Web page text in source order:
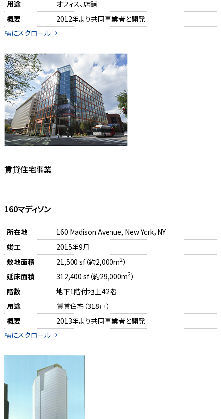
用途
オフィス、店舗
概要
2012年より共同事業者と開発
賃貸住宅事業
160マディソン
所在地
160 Madison Avenue, New York，NY
竣工
2015年9月
敷地面積
21,500 sf（約2,000m2）
延床面積
312,400 sf（約29,000m2）
階数
地下1階付地上42階
用途
賃貸住宅（318戸）
概要
2013年より共同事業者と開発